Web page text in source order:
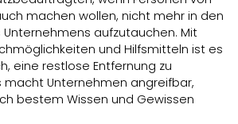
machen wollen, nicht mehr in den
aufzutauchen. Mit
und Hilfsmitteln ist es
eine restlose Entfernung zu
macht Unternehmen angreifbar,
bestem Wissen und Gewissen